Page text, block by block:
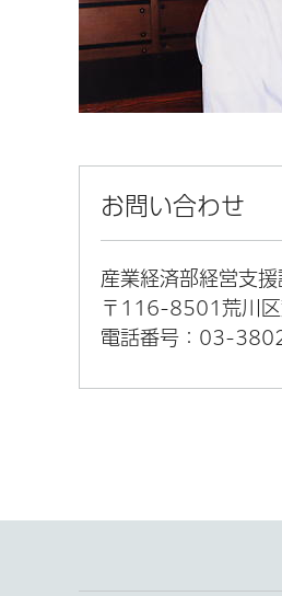
お問い合わせ
産業経済部経営支援
〒116-8501荒川区
電話番号：03-